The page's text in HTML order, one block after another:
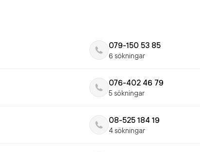
079-150 53 85
6 sökningar
076-402 46 79
5 sökningar
08-525 184 19
4 sökningar